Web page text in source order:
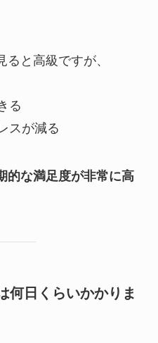
と高級ですが、
る
スが減る
的な満足度が非常に高
何日くらいかかりま